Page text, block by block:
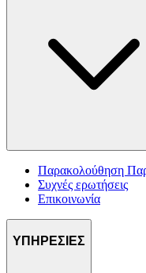
Παρακολούθηση
Συχνές ερωτήσεις
Επικοινωνία
ΥΠΗΡΕΣΙΕΣ